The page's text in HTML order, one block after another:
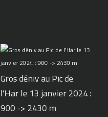
Gros déniv au Pic de
l'Har le 13 janvier 2024 :
900 -> 2430 m